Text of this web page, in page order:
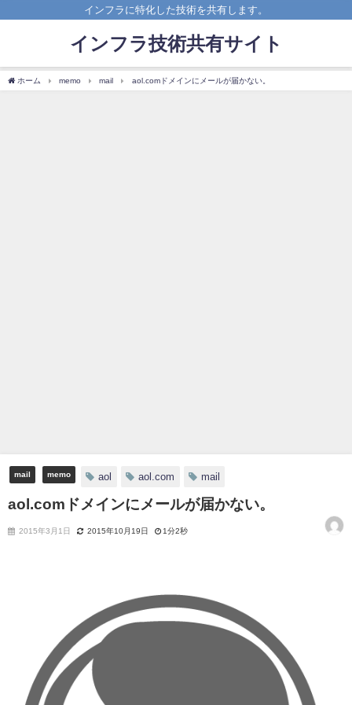
インフラに特化した技術を共有します。
インフラ技術共有サイト
ホーム memo mail aol.comドメインにメールが届かない。
mail memo aol aol.com mail
aol.comドメインにメールが届かない。
2015年3月1日 2015年10月19日 1分2秒